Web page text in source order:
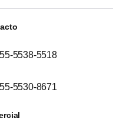
5538-5518
5530-8671